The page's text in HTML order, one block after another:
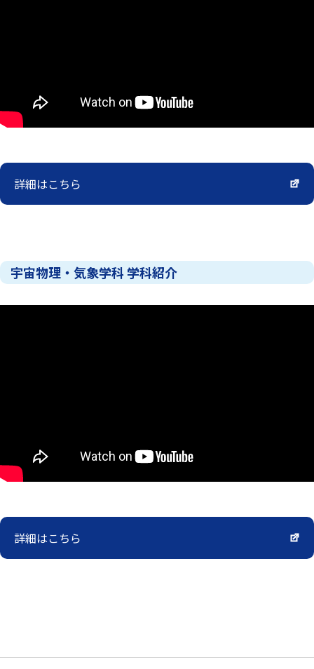
詳細はこちら
宇宙物理・気象学科 学科紹介
詳細はこちら